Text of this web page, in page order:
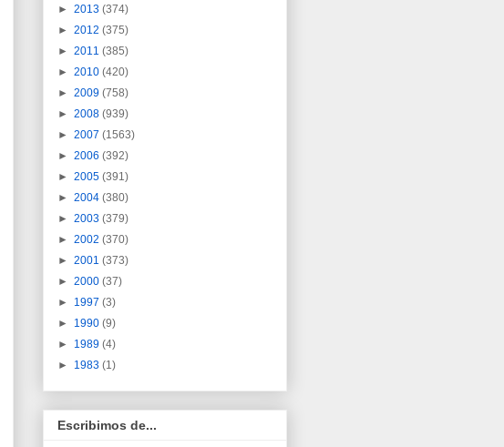
► 2013 (374)
► 2012 (375)
► 2011 (385)
► 2010 (420)
► 2009 (758)
► 2008 (939)
► 2007 (1563)
► 2006 (392)
► 2005 (391)
► 2004 (380)
► 2003 (379)
► 2002 (370)
► 2001 (373)
► 2000 (37)
► 1997 (3)
► 1990 (9)
► 1989 (4)
► 1983 (1)
Escribimos de...